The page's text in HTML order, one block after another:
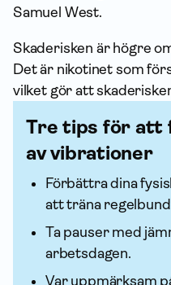
Samuel West.
Skaderisken är högre
Det är nikotinet som
vilket gör att
Tre tips för att
av vibrationer
Förbättra dina
att träna
Ta pauser med
arbetsdagen.
Var uppmärksam